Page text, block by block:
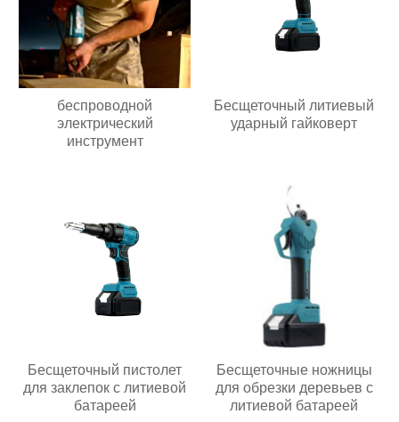
беспроводной
электрический
инструмент
Бесщеточный литиевый
ударный гайковерт
Бесщеточный пистолет
для заклепок с литиевой
батареей
Бесщеточные ножницы
для обрезки деревьев с
литиевой батареей